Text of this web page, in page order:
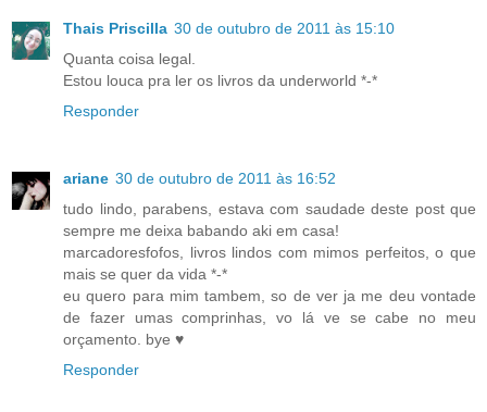
Thais Priscilla 30 de outubro de 2011 às 15:10
Quanta coisa legal.
Estou louca pra ler os livros da underworld *-*
Responder
ariane 30 de outubro de 2011 às 16:52
tudo lindo, parabens, estava com saudade deste post que
sempre me deixa babando aki em casa!
marcadoresfofos, livros lindos com mimos perfeitos, o que
mais se quer da vida *-*
eu quero para mim tambem, so de ver ja me deu vontade
de fazer umas comprinhas, vo lá ve se cabe no meu
orçamento. bye ♥
Responder